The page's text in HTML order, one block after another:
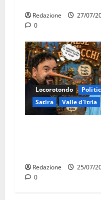
Redazione
27/07/
0
Locorotondo
Satira
Valle d'Itria
Redazione
25/07/
0